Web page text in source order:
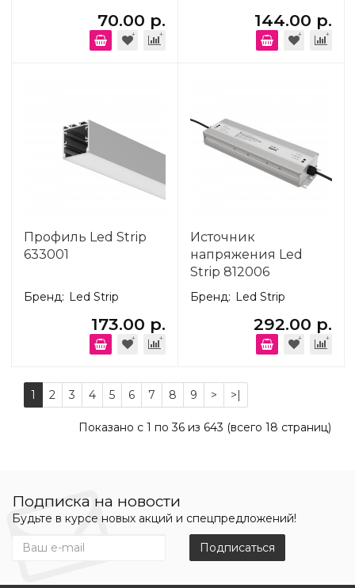
70.00 р. 144.00 р.
Профиль Led Strip
633001
Бренд: Led Strip
173.00 р.
Источник
напряжения Led
Strip 812006
Бренд: Led Strip
292.00 р.
1 2 3 4 5 6 7 8 9 > >|
Показано с 1 по 36 из 643 (всего 18 страниц)
Подписка на новости
Будьте в курсе новых акций и спецпредложений!
Подписаться